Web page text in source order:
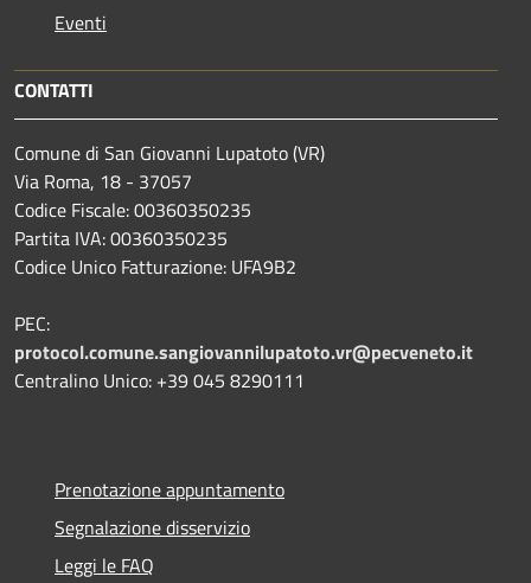
Eventi
CONTATTI
Comune di San Giovanni Lupatoto (VR)
Via Roma, 18 - 37057
Codice Fiscale: 00360350235
Partita IVA: 00360350235
Codice Unico Fatturazione: UFA9B2
PEC:
protocol.comune.sangiovannilupatoto.vr@pecveneto.it
Centralino Unico: +39 045 8290111
Prenotazione appuntamento
Segnalazione disservizio
Leggi le FAQ